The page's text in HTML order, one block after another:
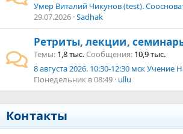
Умер Виталий Чикунов (test).
29.07.2026 Sadhak
Ретриты, лекции,
Темы 1,8 тыс. Сообщения 10,9 тыс.
Понедельник в 08:49 ullu
Контакты